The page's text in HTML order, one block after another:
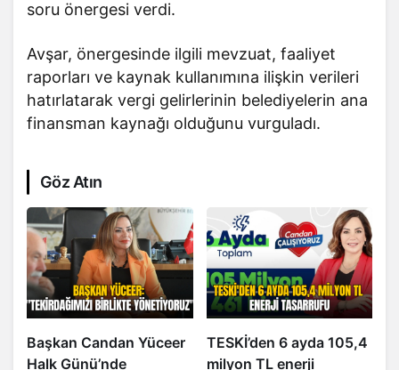
soru önergesi verdi.
Avşar, önergesinde ilgili mevzuat, faaliyet
raporları ve kaynak kullanımına ilişkin verileri
hatırlatarak vergi gelirlerinin belediyelerin ana
finansman kaynağı olduğunu vurguladı.
Göz Atın
Başkan Candan Yüceer
Halk Günü’nde
TESKİ’den 6 ayda 105,4
milyon TL enerji